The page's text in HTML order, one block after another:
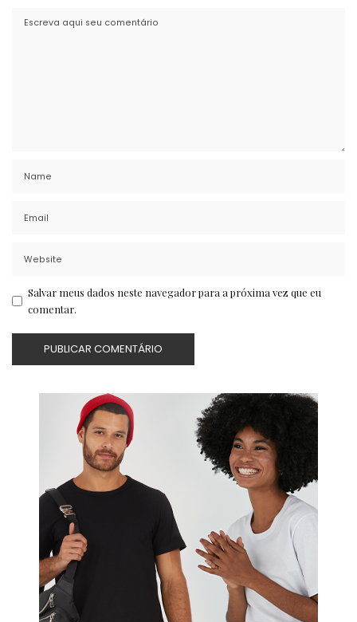
Salvar meus dados neste navegador para a próxima vez que eu
comentar.